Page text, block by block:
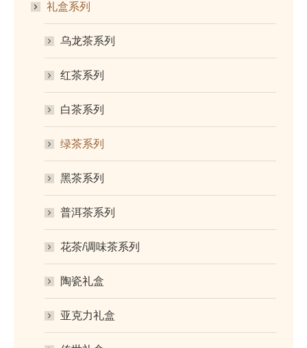
礼盒系列
乌龙茶系列
红茶系列
白茶系列
绿茶系列
黑茶系列
普洱茶系列
花茶/调味茶系列
陶瓷礼盒
亚克力礼盒